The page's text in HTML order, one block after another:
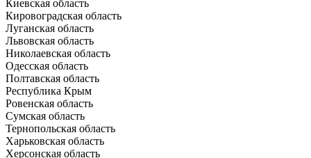
Киевская область
Кировоградская область
Луганская область
Львовская область
Николаевская область
Одесская область
Полтавская область
Республика Крым
Ровенская область
Сумская область
Тернопольская область
Харьковская область
Херсонская область